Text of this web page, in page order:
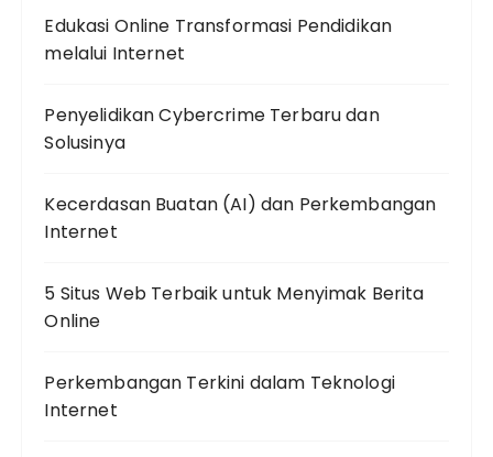
Edukasi Online Transformasi Pendidikan
melalui Internet
Penyelidikan Cybercrime Terbaru dan
Solusinya
Kecerdasan Buatan (AI) dan Perkembangan
Internet
5 Situs Web Terbaik untuk Menyimak Berita
Online
Perkembangan Terkini dalam Teknologi
Internet